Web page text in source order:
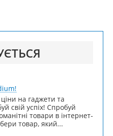
на гаджети та
свій успіх! Спробуй
товари в інтернет-
товар, який...